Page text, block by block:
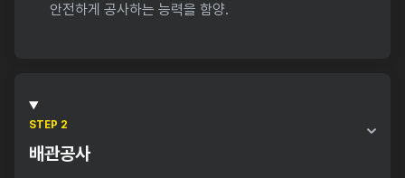
안전하게 공사하는 능력을 함양.
STEP 2
배관공사